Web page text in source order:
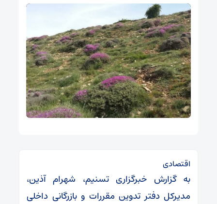
اقتصادی
به گزارش خبرگزاری تسنیم، شهرام آذین،
مدیرکل دفتر تدوین مقررات و بازرگانی داخلی